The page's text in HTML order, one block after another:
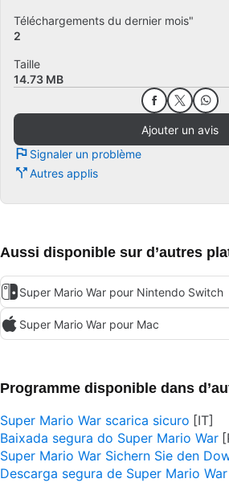
Téléchargements du dernier mois"
2
Taille
14.73 MB
Ajouter un avis
Signaler un problème
Autres applis
Aussi disponible sur d’autres
Super Mario War pour Nintendo Switch
Super Mario War pour Mac
Programme disponible dans
Super Mario War scarica sicuro
Baixada segura do Super Mario War
Super Mario War Sichern Sie den
Descarga segura de Super Mario War